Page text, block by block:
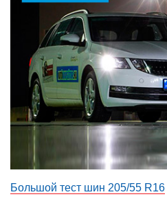
Большой тест шин 205/55 R16